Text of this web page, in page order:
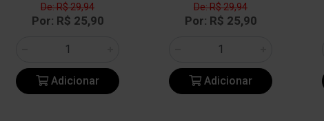
De: R$ 29,94
Por: R$ 25,90
Adicionar
De: R$ 29,94
Por: R$ 25,90
Adicionar